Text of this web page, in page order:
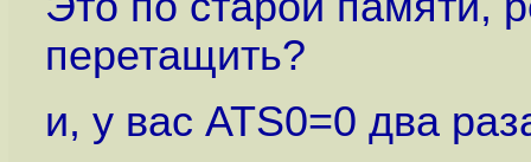
перетащить?
и, у вас ATS0=0 два